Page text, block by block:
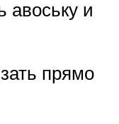
авоську и
прямо